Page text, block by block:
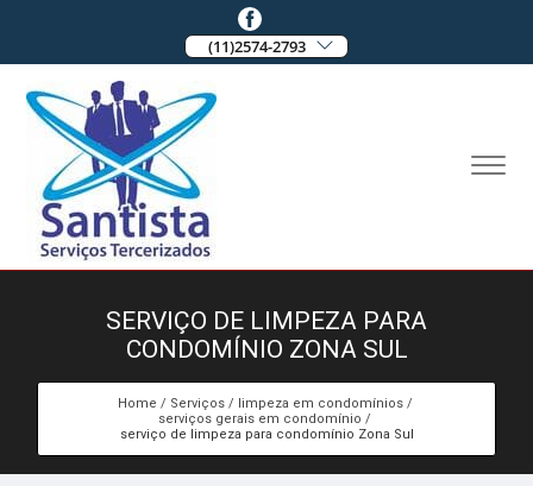
(11)2574-2793
SERVIÇO DE LIMPEZA PARA
CONDOMÍNIO ZONA SUL
Home Serviços
limpeza em condomínios
serviços gerais em condomínio
serviço de limpeza para condomínio Zona Sul